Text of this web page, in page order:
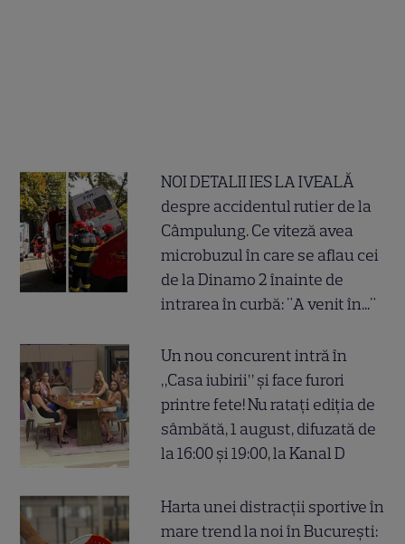
NOI DETALII IES LA IVEALĂ
despre accidentul rutier de la
Câmpulung. Ce viteză avea
microbuzul în care se aflau cei
de la Dinamo 2 înainte de
intrarea în curbă: "A venit în..."
Un nou concurent intră în
„Casa iubirii” și face furori
printre fete! Nu ratați ediția de
sâmbătă, 1 august, difuzată de
la 16:00 și 19:00, la Kanal D
Harta unei distracții sportive în
mare trend la noi în București: